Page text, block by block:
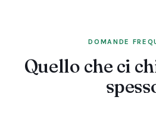
DOMANDE
Quello che ci